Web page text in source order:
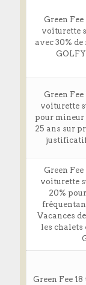
Green Fee
voiturette
avec 30%
Green Fee
voiturette
pour mineur
25 ans sur
Green Fee
voiturette
20%
Vacances
les chalets
Green Fee